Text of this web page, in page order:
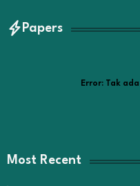
Papers
Error:Tak ada
Most Recent